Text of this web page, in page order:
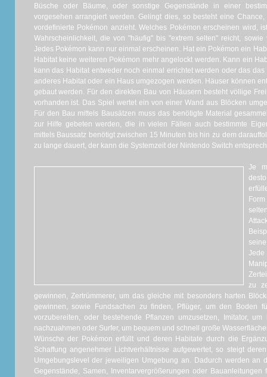
Büsche oder Bäume, oder sonstige Gegenstände in einer
vorgesehen arrangiert werden. Gelingt dies, so besteht eine
vordefinierte Pokémon anzieht. Welches Pokémon erscheinen wird,
Wahrscheinlichkeit, die von "häufig" bis "extrem selten" reicht,
Jedes Pokémon kann nur einmal erscheinen. Hat ein Pokémon ein
Habitat keine weiteren Pokémon mehr angelockt werden. Kann ein
kann das Habitat entweder noch einmal errichtet werden oder das
anderes Habitat oder ein Haus umgezogen werden. Häuser können
gebaut werden. Für den direkten Bau von Häusern besteht völlige
vorhanden ist. Das Spiel wertet ein von einer Wand aus Blöcken
Für den Bau mittels Bausätzen muss das benötigte Material
zur Hilfe gebeten werden, die in vielen Fällen auch bestimmte
mittels Baussatz benötigt zwischen 15 Minuten bis hin zu dem
zu lange dauert, der kann die Systemzeit der Nintendo Switch
Je
zu
gewinnen, Zertrümmerer, um das gleiche mit besonders harten
gewinnen, sowie Fundsachen zu finden, Pflüger, um den Boden
vorzubereiten, oder bestehende Pflanzen umzusetzen, Imitator,
nachzuahmen oder Surfer, um bequem und schnell große
Wünsche der Pokémon erfüllt und deren Habitate durch die
Schaffung angenehmer Lichtverhältnisse aufgewertet, so steigt
Umgebungslevel der jeweiligen Umgebung an. Dadurch werden an
Gegenstände, Samen, Inventarvergrößerungen oder